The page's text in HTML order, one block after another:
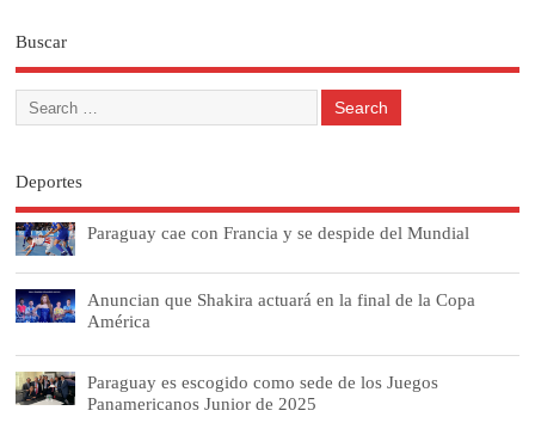
Buscar
Deportes
Paraguay cae con Francia y se despide del Mundial
Anuncian que Shakira actuará en la final de la Copa
América
Paraguay es escogido como sede de los Juegos
Panamericanos Junior de 2025